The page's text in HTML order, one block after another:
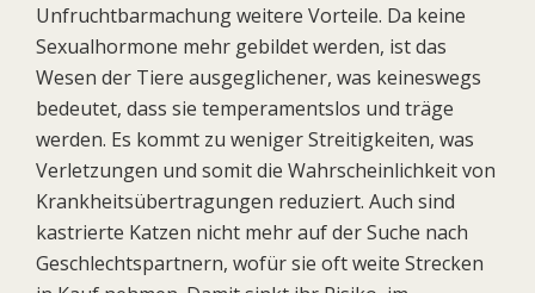
Unfruchtbarmachung weitere Vorteile. Da keine
Sexualhormone mehr gebildet werden, ist das
Wesen der Tiere ausgeglichener, was keineswegs
bedeutet, dass sie temperamentslos und träge
werden. Es kommt zu weniger Streitigkeiten, was
Verletzungen und somit die Wahrscheinlichkeit von
Krankheitsübertragungen reduziert. Auch sind
kastrierte Katzen nicht mehr auf der Suche nach
Geschlechtspartnern, wofür sie oft weite Strecken